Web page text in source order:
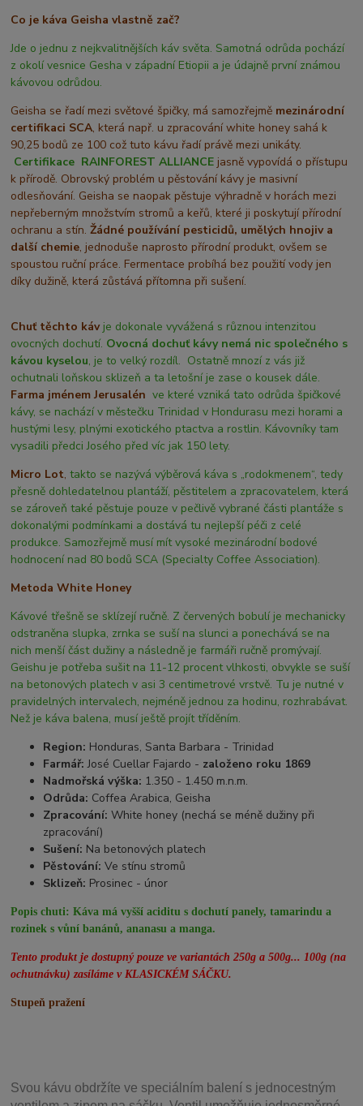
Co je káva Geisha vlastně zač?
Jde o jednu z nejkvalitnějších káv světa. Samotná odrůda pochází
z okolí vesnice Gesha v západní Etiopii a je údajně první známou
kávovou odrůdou.
Geisha se řadí mezi světové špičky, má samozřejmě mezinárodní
certifikaci SCA, která např. u zpracování white honey sahá k
90,25 bodů ze 100 což tuto kávu řadí právě mezi unikáty.
Certifikace RAINFOREST ALLIANCE jasně vypovídá o přístupu
k přírodě. Obrovský problém u pěstování kávy je masivní
odlesňování. Geisha se naopak pěstuje výhradně v horách mezi
nepřeberným množstvím stromů a keřů, které ji poskytují přírodní
ochranu a stín.Žádné používání pesticidů, umělých hnojiv a
další chemie, jednoduše naprosto přírodní produkt, ovšem se
spoustou ruční práce. Fermentace probíhá bez použití vody jen
díky dužině, která zůstává přítomna při sušení.
Chuť těchto kávje dokonale vyvážená s různou intenzitou
ovocných dochutí. Ovocná dochuť kávy nemá nic společného s
kávou kyselou, je to velký rozdíl. Ostatně mnozí z vás již
ochutnali loňskou sklizeň a ta letošní je zase o kousek dále.
Farma jménem Jerusalén ve které vzniká tato odrůda špičkové
kávy, se nachází v městečku Trinidad v Hondurasu mezi horami a
hustými lesy, plnými exotického ptactva a rostlin. Kávovníky tam
vysadili předci Josého před víc jak 150 lety.
Micro Lot, takto se nazývá výběrová káva s „rodokmenem“, tedy
přesně dohledatelnou plantáží, pěstitelem a zpracovatelem, která
se zároveň také pěstuje pouze v pečlivě vybrané části plantáže s
dokonalými podmínkami a dostává tu nejlepší péči z celé
produkce. Samozřejmě musí mít vysoké mezinárodní bodové
hodnocení nad 80 bodů SCA (Specialty Coffee Association).
Metoda White Honey
Kávové třešně se sklízejí ručně. Z červených bobulí je mechanicky
odstraněna slupka, zrnka se suší na slunci a ponechává se na
nich menší část dužiny a následně je farmáři ručně promývají.
Geishu je potřeba sušit na 11-12 procent vlhkosti, obvykle se suší
na betonových platech v asi 3 centimetrové vrstvě. Tu je nutné v
pravidelných intervalech, nejméně jednou za hodinu, rozhrabávat.
Než je káva balena, musí ještě projít tříděním.
Region: Honduras, Santa Barbara - Trinidad
Farmář: José Cuellar Fajardo - založeno roku 1869
Nadmořská výška: 1.350 - 1.450 m.n.m.
Odrůda: Coffea Arabica, Geisha
Zpracování: White honey (nechá se méně dužiny při
zpracování)
Sušení: Na betonových platech
Pěstování: Ve stínu stromů
Sklizeň: Prosinec - únor
Popis chuti:Káva má vyšší aciditu s dochutí panely, tamarindu a
rozinek s vůní banánů, ananasu a manga.
Tento produkt je dostupný pouze ve variantách 250g a 500g... 100g (na
ochutnávku) zasíláme v KLASICKÉM SÁČKU.
Stupeň pražení
Svou kávu obdržíte ve speciálním balení s jednocestným